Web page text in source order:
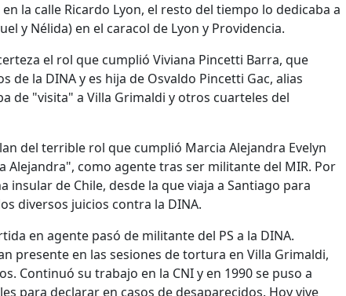
la calle Ricardo Lyon, el resto del tiempo lo dedicaba a
y Nélida) en el caracol de Lyon y Providencia.
el rol que cumplió Viviana Pincetti Barra, que
de la DINA y es hija de Osvaldo Pincetti Gac, alias
de "visita" a Villa Grimaldi y otros cuarteles del
del terrible rol que cumplió Marcia Alejandra Evelyn
Alejandra", como agente tras ser militante del MIR. Por
insular de Chile, desde la que viaja a Santiago para
diversos juicios contra la DINA.
en agente pasó de militante del PS a la DINA.
presente en las sesiones de tortura en Villa Grimaldi,
Continuó su trabajo en la CNI y en 1990 se puso a
para declarar en casos de desaparecidos. Hoy vive